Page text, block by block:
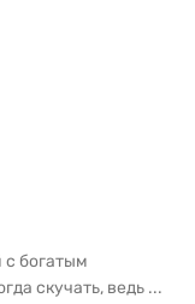
богатым
скучать, ведь ...